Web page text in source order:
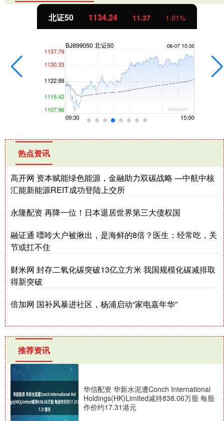
北证50 1134.24 11.37 1.01%
热点资讯
高开网 资本赋能绿色能源，金融助力双碳战略 —中航中核
汇能新能源REIT成功登陆上交所
永隆配资 再降一位！日本退居世界第三大债权国
融证通 嘌呤大户被揪出，是海鲜的8倍？医生：经常吃，关
节或扛不住
财米网 封存二氧化碳突破13亿立方米 我国规模化碳减排取
得新突破
倍加网 国补风暴进社区，杨浦启动“家电嘉年华”
推荐资讯
华信配资 华新水泥遭Conch International
Holdings(HK)Limited减持838.06万股 每股
作价约17.31港元